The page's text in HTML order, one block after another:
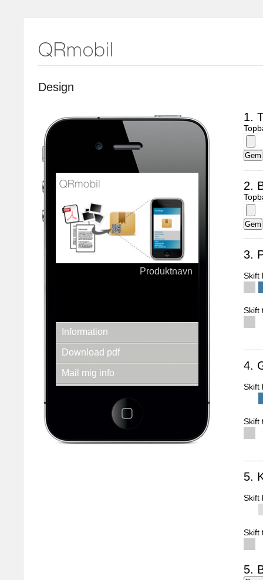
Design
Produktnavn
Information
Download pdf
Mail mig info
Fredens Torv 1 2.th
Tlf.: + 45 86 20 94 93
1.
2.
3.
Skift
Skift
4.
Skift
Skift
5.
Skift
Skift
5.